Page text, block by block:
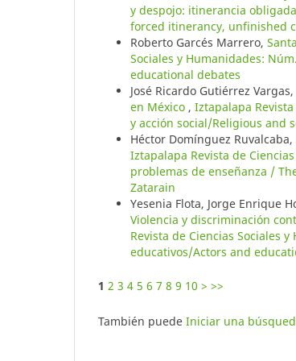
y despojo: itinerancia
forced itinerancy, unfinished
Roberto Garcés Marrero,
Sociales y Humanidades:
educational debates
José Ricardo Gutiérrez Vargas,
en México , Iztapalapa
y acción social/Religious and
Héctor Domínguez Ruvalcaba,
Iztapalapa Revista de
problemas de enseñanza /
Zatarain
Yesenia Flota, Jorge Enrique
Violencia y discriminación
Revista de Ciencias Sociales
educativos/Actors and
1 2 3 4 5 6 7 8 9 10 > >>
También puede Iniciar una